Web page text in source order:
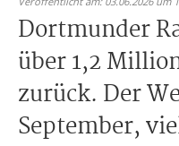
Dortmunder
über 1,2
zurück. Der
September,